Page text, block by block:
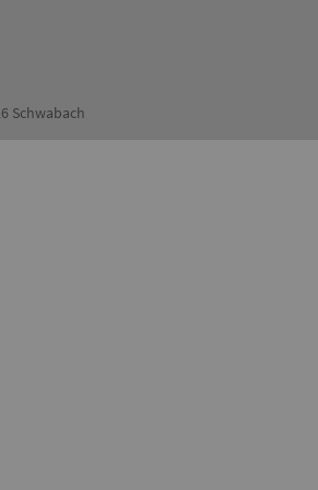
Schwabach